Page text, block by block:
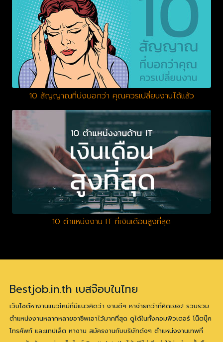
10 สัญญาณที่บ่งบอกว่า คุณควรเปลี่ยนงานได้แล้ว
10 ตำแหน่งงาน IT ที่เงินเดือนสูงที่สุด
Bestjob.in.th เบสจ๊อบในไทย
เว็บไซต์หางานแนวใหม่ที่มีแนวคิดว่า งานดีๆ หาง่ายกว่าที่คิดเยอะ! รวบรวม
ตำแหน่งงานหลากหลายอาชีพเอาไว้มากที่สุด ดูได้ในทั้งคอมพิวเตอร์ โน็ตบุ๊ค
โทรศัพท์ และแทปเล็ต หางาน สมัครงานกับบริษัทดังๆ ตำแหน่งงานเทพที่